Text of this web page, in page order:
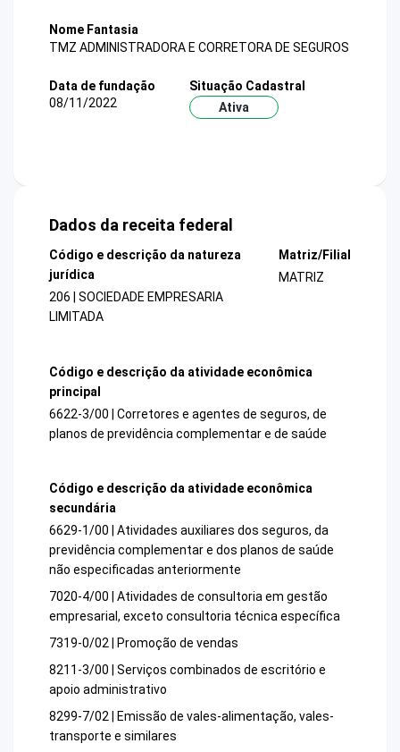
Nome Fantasia
TMZ ADMINISTRADORA E CORRETORA DE SEGUROS
Data de fundação
08/11/2022
Situação Cadastral
Ativa
Dados da receita federal
Código e descrição da natureza
jurídica
206 | SOCIEDADE EMPRESARIA
LIMITADA
Matriz/Filial
MATRIZ
Código e descrição da atividade econômica
principal
6622-3/00 | Corretores e agentes de seguros, de
planos de previdência complementar e de saúde
Código e descrição da atividade econômica
secundária
6629-1/00 | Atividades auxiliares dos seguros, da
previdência complementar e dos planos de saúde
não especificadas anteriormente
7020-4/00 | Atividades de consultoria em gestão
empresarial, exceto consultoria técnica específica
7319-0/02 | Promoção de vendas
8211-3/00 | Serviços combinados de escritório e
apoio administrativo
8299-7/02 | Emissão de vales-alimentação, vales-
transporte e similares